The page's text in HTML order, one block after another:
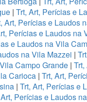
| Trt, Art, Perícias e
Art, Perícias e Laudos
Perícias e Laudos na
e Laudos na Vila
na Vila Mazzei |
Campo Grande|
Carioca| Trt, Art,
| Trt, Art, Perícias e
Perícias e Laudos